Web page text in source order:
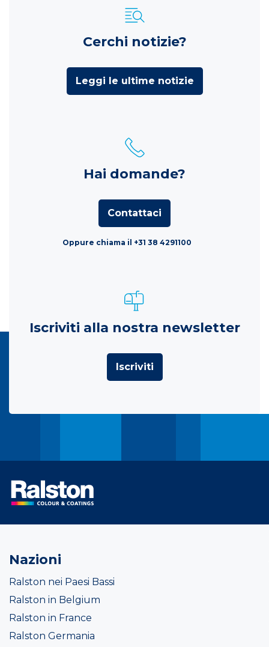
Cerchi notizie?
Leggi le ultime notizie
Hai domande?
Contattaci
Oppure chiama il +31 38 4291100
Iscriviti alla nostra newsletter
Iscriviti
Nazioni
Ralston nei Paesi Bassi
Ralston in Belgium
Ralston in France
Ralston Germania